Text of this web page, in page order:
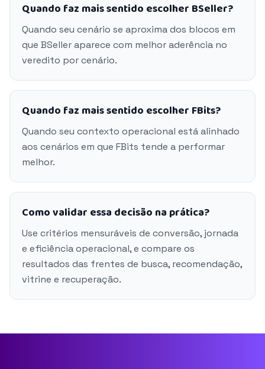
Quando faz mais sentido escolher BSeller?
Quando seu cenário se aproxima dos blocos em
que BSeller aparece com melhor aderência no
veredito por cenário.
Quando faz mais sentido escolher FBits?
Quando seu contexto operacional está alinhado
aos cenários em que FBits tende a performar
melhor.
Como validar essa decisão na prática?
Use critérios mensuráveis de conversão, jornada
e eficiência operacional, e compare os
resultados das frentes de busca, recomendação,
vitrine e recuperação.